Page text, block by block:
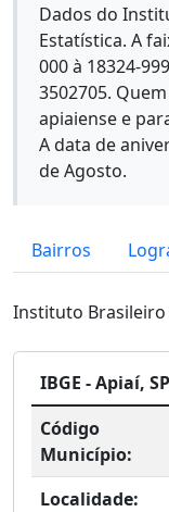
Dados do
Estatística. A
000 à 18324-
3502705.
apiaiense e
A data de
de Agosto.
Bairros
Instituto Brasileiro
IBGE - Apiaí, SP
Código
Município:
Localidade: